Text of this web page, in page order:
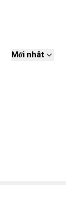
Mới nhất